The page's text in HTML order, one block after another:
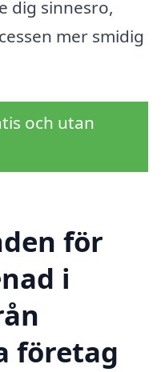
dig sinnesro,
mer smidig
och utan
för
i
företag